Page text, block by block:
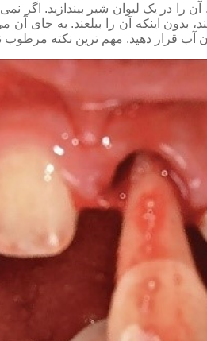
را در یک لیوان شیر بیندازید. اگر
بدون اینکه آن را ببلعند. به جای
آب قرار دهید. مهم ترین نکته